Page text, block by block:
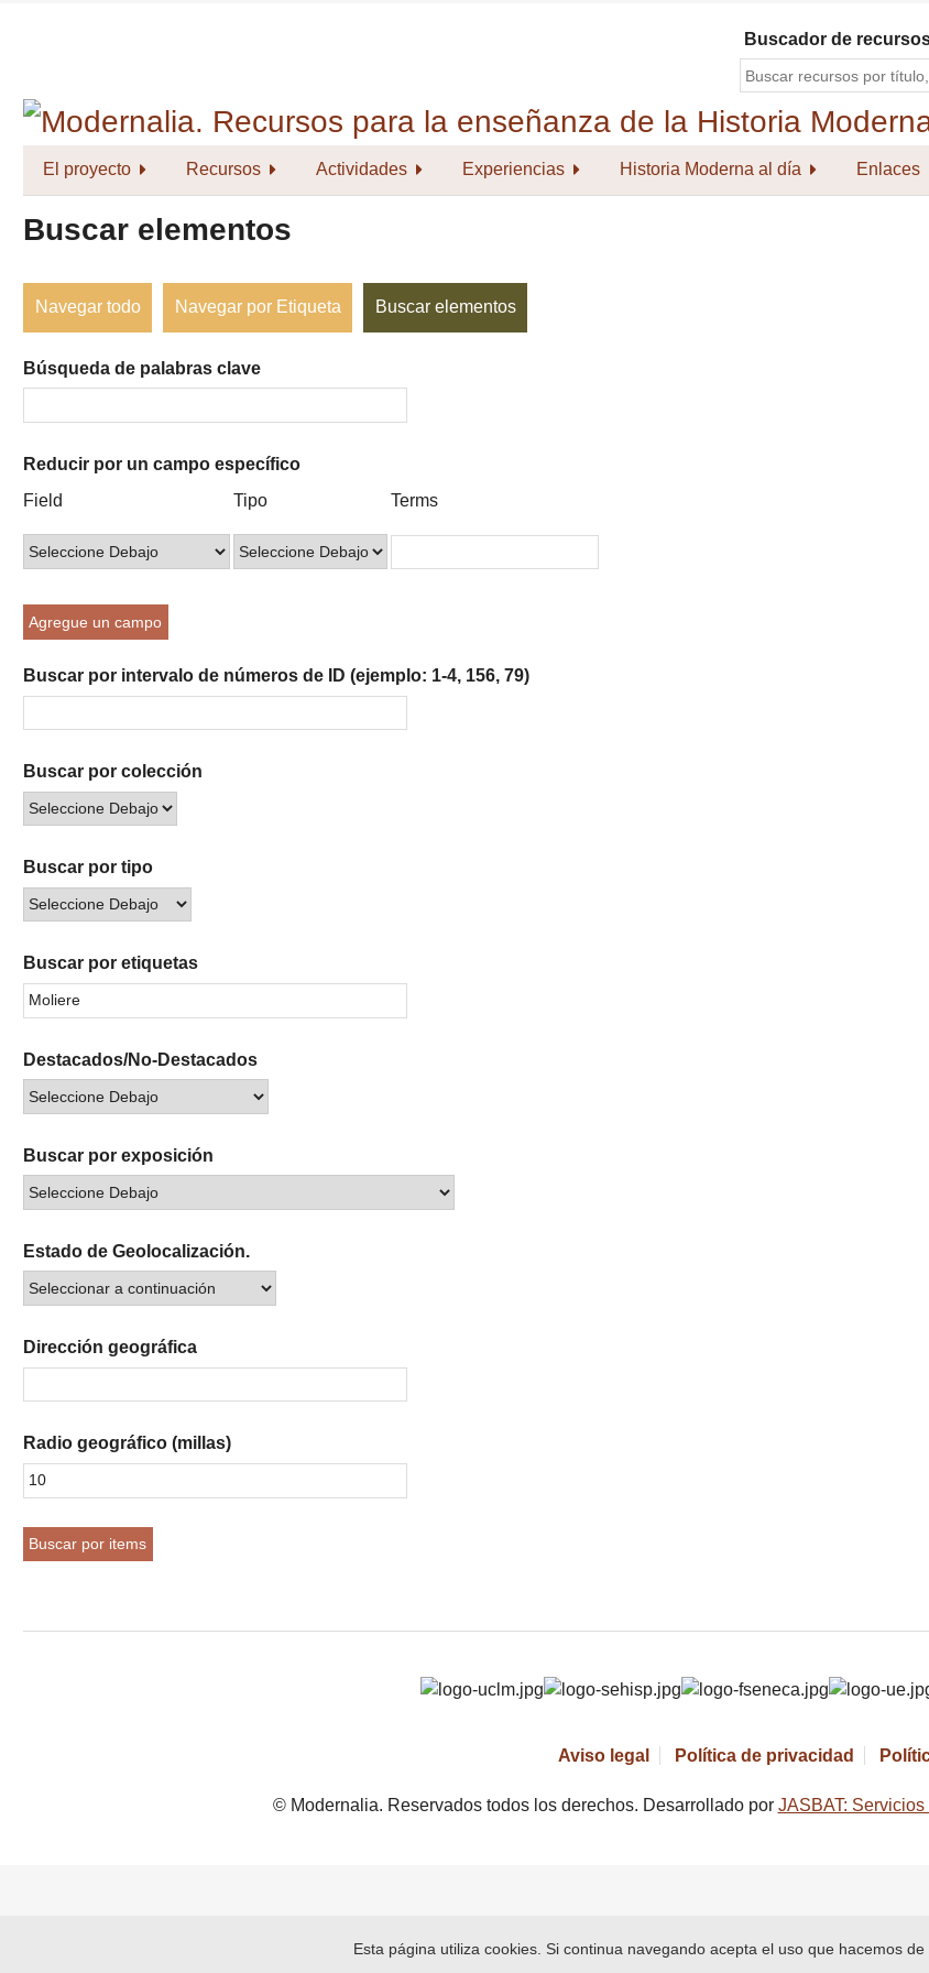
Buscador de
El proyecto Recursos Actividades Experiencias Historia Moderna al día Enlaces
Buscar elementos
Navegar todo Navegar por Etiqueta Buscar elementos
Búsqueda de palabras clave
of
rows
in
por
un
campo
específico":
Reducir por un campo específico
Campo
búsqueda
Tipo
búsqueda
Términos
búsqueda
Ensamblador
Búsqueda
Field Tipo Terms
Agregue un campo
Buscar por intervalo de números de ID (ejemplo: 1-4, 156, 79)
Buscar por colección
Buscar por tipo
Buscar por etiquetas
Destacados/No-Destacados
Buscar por exposición
Estado de Geolocalización.
Dirección geográfica
Radio geográfico (millas)
Aviso legal Política de privacidad
© Modernalia. Reservados todos los derechos. Desarrollado por JASBAT:
Esta página utiliza cookies. Si continua navegando acepta el uso que hacemos de